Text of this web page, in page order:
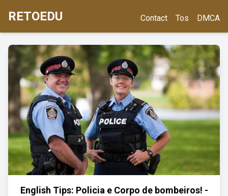
RETOEDU Contact Tos DMCA
English Tips: Policia e Corpo de bombeiros! -